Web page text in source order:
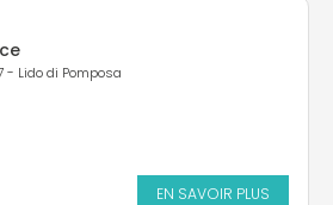
- Lido di Pomposa
EN SAVOIR PLUS